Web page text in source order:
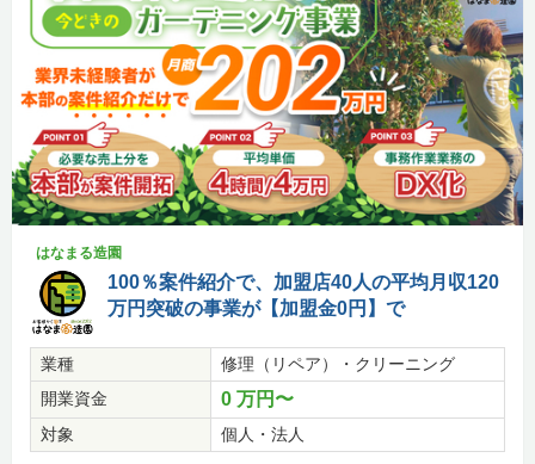
はなまる造園
100％案件紹介で、加盟店40人の平均月収120
万円突破の事業が【加盟金0円】で
業種
修理（リペア）・クリーニング
開業資金
0 万円〜
対象 個人・法人